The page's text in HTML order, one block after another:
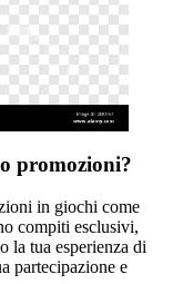
promozioni?
in giochi come
compiti esclusivi,
la tua esperienza di
partecipazione e